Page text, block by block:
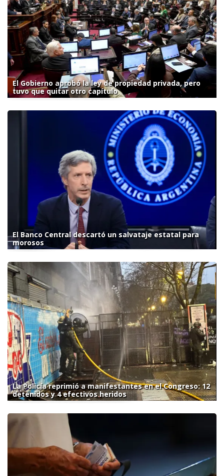
El Gobierno aprobó la ley de propiedad privada, pero
tuvo que quitar otro capítulo
El Banco Central descartó un salvataje estatal para
morosos
La Policía reprimió a manifestantes en el Congreso: 12
detenidos y 4 efectivos heridos